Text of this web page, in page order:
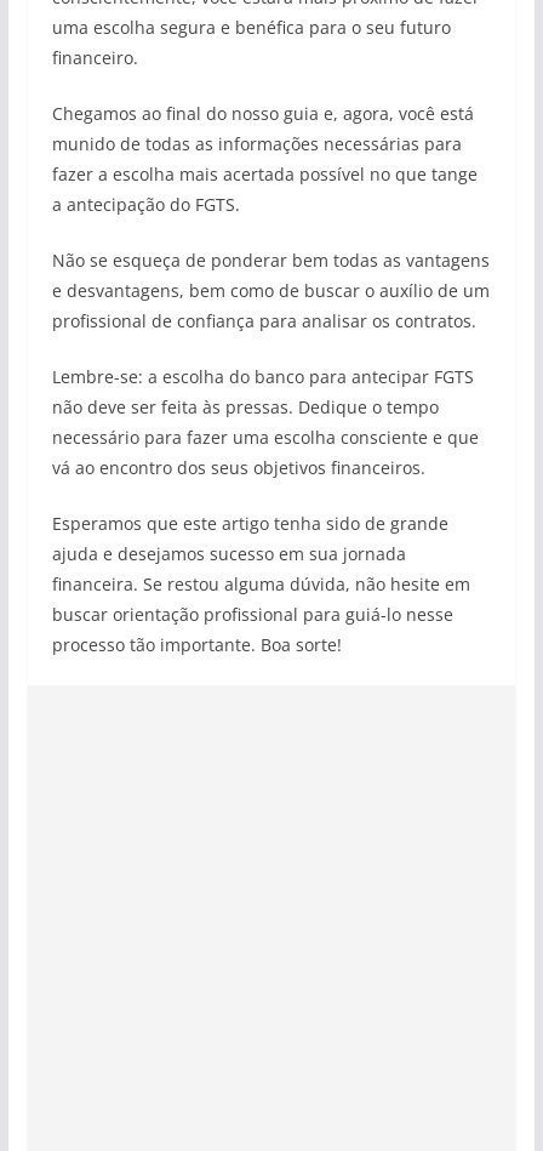
uma escolha segura e benéfica para o seu futuro
financeiro.
Chegamos ao final do nosso guia e, agora, você está
munido de todas as informações necessárias para
fazer a escolha mais acertada possível no que tange
a antecipação do FGTS.
Não se esqueça de ponderar bem todas as vantagens
e desvantagens, bem como de buscar o auxílio de um
profissional de confiança para analisar os contratos.
Lembre-se: a escolha do banco para antecipar FGTS
não deve ser feita às pressas. Dedique o tempo
necessário para fazer uma escolha consciente e que
vá ao encontro dos seus objetivos financeiros.
Esperamos que este artigo tenha sido de grande
ajuda e desejamos sucesso em sua jornada
financeira. Se restou alguma dúvida, não hesite em
buscar orientação profissional para guiá-lo nesse
processo tão importante. Boa sorte!